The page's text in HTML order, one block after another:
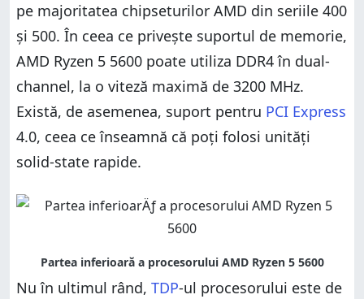
pe majoritatea chipseturilor AMD din seriile 400
și 500. În ceea ce privește suportul de memorie,
AMD Ryzen 5 5600 poate utiliza DDR4 în dual-
channel, la o viteză maximă de 3200 MHz.
Există, de asemenea, suport pentru PCI Express
4.0, ceea ce înseamnă că poți folosi unități
solid-state rapide.
Nu în ultimul rând, TDP-ul procesorului este de